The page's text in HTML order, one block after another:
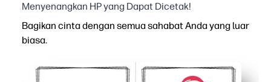
Menyenangkan HP yang Dapat Dicetak!
Bagikan cinta dengan semua sahabat Anda yang luar
biasa.